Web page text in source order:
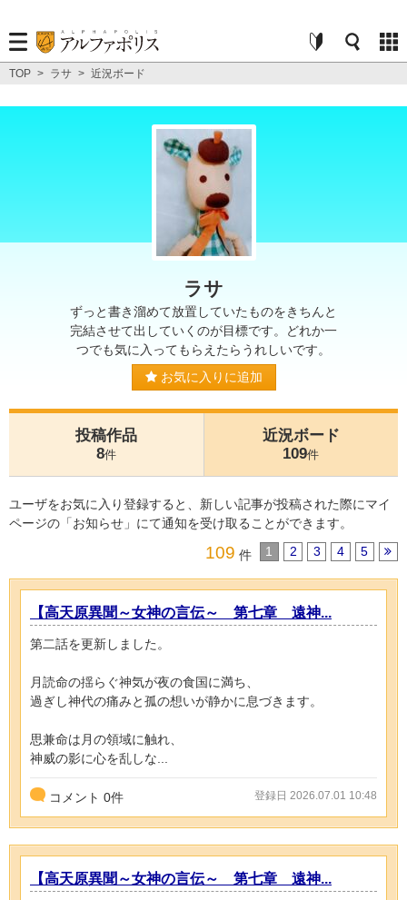
TOP > ラサ > 近況ボード
ラサ
ずっと書き溜めて放置していたものをきちんと
完結させて出していくのが目標です。どれか一
つでも気に入ってもらえたらうれしいです。
お気に入りに追加
投稿作品
8件
近況ボード
109件
ユーザをお気に入り登録すると、新しい記事が投稿された際にマイ
ページの「お知らせ」にて通知を受け取ることができます。
109 件 1 2 3 4 5
【高天原異聞～女神の言伝～ 第七章 遠神...
第二話を更新しました。
月読命の揺らぐ神気が夜の食国に満ち、
過ぎし神代の痛みと孤の想いが静かに息づきます。
思兼命は月の領域に触れ、
神威の影に心を乱しな...
コメント 0件 登録日 2026.07.01 10:48
【高天原異聞～女神の言伝～ 第七章 遠神...